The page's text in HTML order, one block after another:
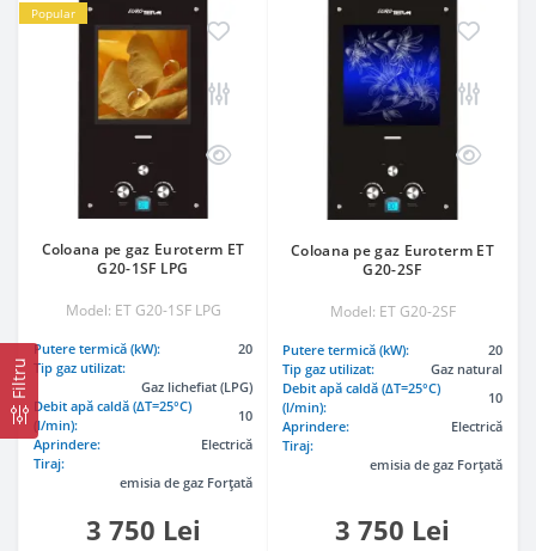
Filtru
Popular
Coloana pe gaz Euroterm ET
G20-1SF LPG
Model: ET G20-1SF LPG
Putere termică (kW):
20
Tip gaz utilizat:
Gaz lichefiat (LPG)
Debit apă caldă (ΔT=25°C)
(l/min):
10
Aprindere:
Electrică
Tiraj:
emisia de gaz Forțată
3 750 Lei
Coloana pe gaz Euroterm ET
G20-2SF
Model: ET G20-2SF
Putere termică (kW):
20
Tip gaz utilizat:
Gaz natural
Debit apă caldă (ΔT=25°C)
(l/min):
10
Aprindere:
Electrică
Tiraj:
emisia de gaz Forțată
3 750 Lei